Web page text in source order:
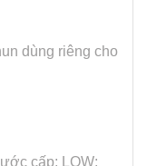
dùng riêng cho
cấp; LOW: